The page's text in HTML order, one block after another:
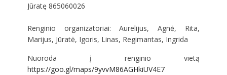
Jūratę 865060026
Renginio organizatoriai: Aurelijus, Agnė, Rita,
Marijus, Jūratė, Igoris, Linas, Regimantas, Ingrida
Nuoroda į renginio vietą
https://goo.gl/maps/9yvvM86AGHkiUV4E7